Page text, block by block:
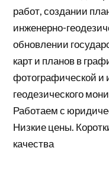
работ, создании
инженерно-
обновлении
карт и планов в
фотографической и
геодезического
Работаем с
Низкие цены.
качества